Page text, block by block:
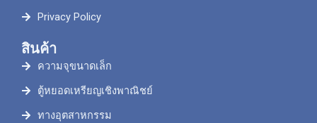
Privacy Policy
สินค้า
ความจุขนาดเล็ก
ตู้หยอดเหรียญเชิงพาณิชย์
ทางอุตสาหกรรม